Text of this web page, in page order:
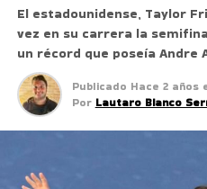
El estadounidense, Taylor
vez en su carrera la
un récord que poseía Andre
Publicado Hace 2 años
Por Lautaro Bianco